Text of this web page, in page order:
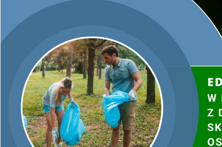
w internecie, a przede wszystkim wybór pomp ciepła z
funkcjonującej tzw. listy ZUM (listy zielonych urządzeń i
materiałów) - dostępnej online pod adresem
zum.ios.edu.pl/, która zawiera zweryfikowane urządzenia i
materiały o potwierdzonej jakości. Warto współpracować z
firmami poleconymi i znanymi na lokalnym rynku.
Prawidłowo zrealizowana inwestycja z dotacją z programu
„Ciepłe Mieszkanie” to niższe koszty ciepła w Państwa
mieszkaniu, a tym samym niższe wydatki na ogrzewanie.
Zależy nam na bezpieczeństwie mieszkańców i wyłącznie
korzyściach uzyskanych z programu „Ciepłe Mieszkanie”.